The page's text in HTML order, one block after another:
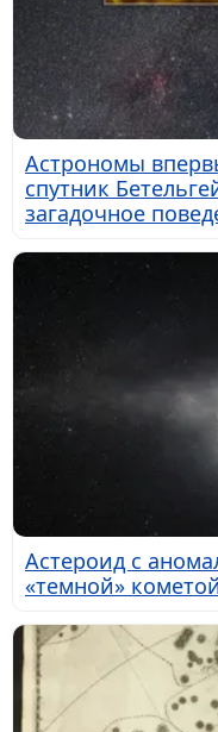
Астрономы
спутник
загадочное
Астероид с
«темной»